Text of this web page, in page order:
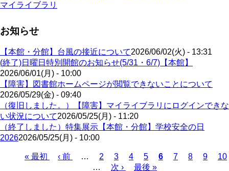
マイライブラリ
お知らせ
【本館・分館】台風の接近について2026/06/02(火) - 13:31
(終了)日曜日特別開館のお知らせ(5/31・6/7)【本館】
2026/06/01(月) - 10:00
【障害】図書館ホームページが閲覧できないことについて
2026/05/29(金) - 09:40
（復旧しました。）【障害】マイライブラリにログインできな
い状況について2026/05/25(月) - 11:20
（終了しました）特集展示【本館・分館】学校安全の日
20262026/05/25(月) - 10:00
先
« 最初
前
‹ 前 … Page
2 Page
3 Page
4 Page
5
カ
6 Page
7 Page
8 Page
9
10
…
次
次 ›
最
最後 »